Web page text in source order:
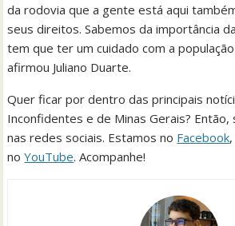
da rodovia que a gente está aqui
seus direitos. Sabemos da importância
tem que ter um cuidado com a população
afirmou Juliano Duarte.
Quer ficar por dentro das principais
Inconfidentes e de Minas Gerais? Então,
nas redes sociais. Estamos no Facebook
noYouTube. Acompanhe!